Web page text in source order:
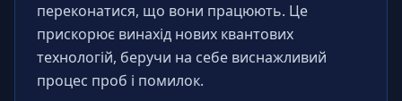
переконатися, що вони працюють. Це
прискорює винахід нових квантових
технологій, беручи на себе виснажливий
процес проб і помилок.